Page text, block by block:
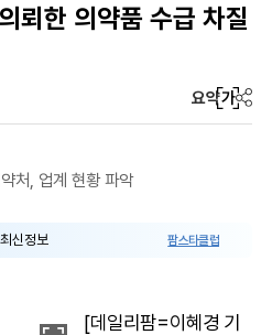
뢰한 의약품 수급 차질
요약가
처, 업계 현황 파악
신정보 팜스타클럽
[데일리팜=이혜경 기